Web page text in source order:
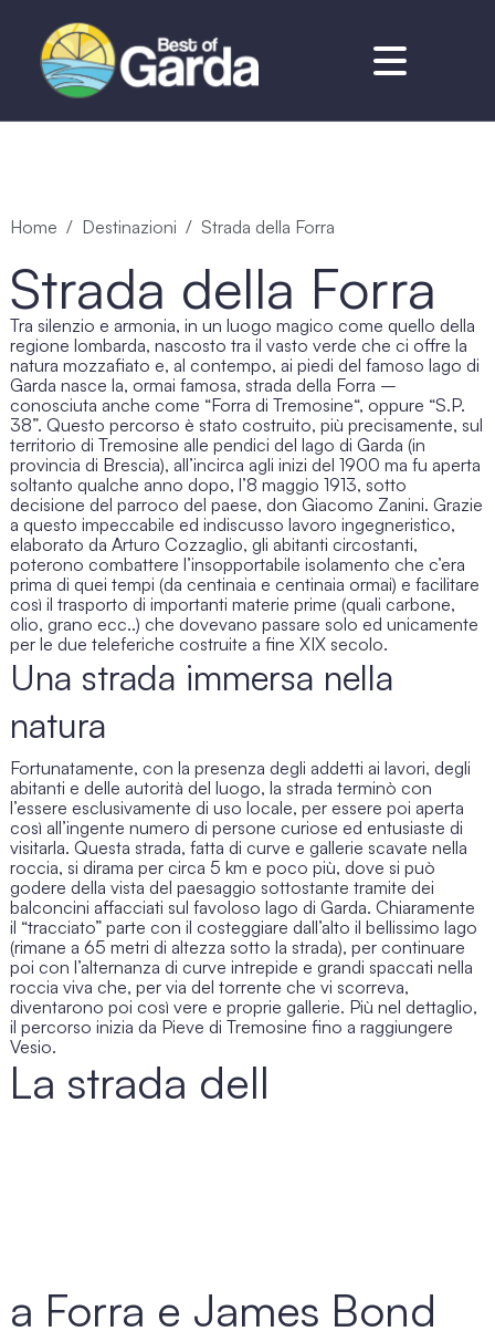
Home Destinazioni Strada della Forra
Strada della Forra
Tra silenzio e armonia, in un luogo magico come quello della
regione lombarda, nascosto tra il vasto verde che ci offre la
natura mozzafiato e, al contempo, ai piedi del famoso lago di
Garda nasce la, ormai famosa, strada della Forra –
conosciuta anche come “Forra di Tremosine“, oppure “S.P.
38”. Questo percorso è stato costruito, più precisamente, sul
territorio di Tremosine alle pendici del lago di Garda (in
provincia di Brescia), all’incirca agli inizi del 1900 ma fu aperta
soltanto qualche anno dopo, l’8 maggio 1913, sotto
decisione del parroco del paese, don Giacomo Zanini. Grazie
a questo impeccabile ed indiscusso lavoro ingegneristico,
elaborato da Arturo Cozzaglio, gli abitanti circostanti,
poterono combattere l’insopportabile isolamento che c’era
prima di quei tempi (da centinaia e centinaia ormai) e facilitare
così il trasporto di importanti materie prime (quali carbone,
olio, grano ecc..) che dovevano passare solo ed unicamente
per le due teleferiche costruite a fine XIX secolo.
Una strada immersa nella
natura
Fortunatamente, con la presenza degli addetti ai lavori, degli
abitanti e delle autorità del luogo, la strada terminò con
l’essere esclusivamente di uso locale, per essere poi aperta
così all’ingente numero di persone curiose ed entusiaste di
visitarla. Questa strada, fatta di curve e gallerie scavate nella
roccia, si dirama per circa 5 km e poco più, dove si può
godere della vista del paesaggio sottostante tramite dei
balconcini affacciati sul favoloso lago di Garda. Chiaramente
il “tracciato” parte con il costeggiare dall’alto il bellissimo lago
(rimane a 65 metri di altezza sotto la strada), per continuare
poi con l’alternanza di curve intrepide e grandi spaccati nella
roccia viva che, per via del torrente che vi scorreva,
diventarono poi così vere e proprie gallerie. Più nel dettaglio,
il percorso inizia da Pieve di Tremosine fino a raggiungere
Vesio.
La strada dell
a Forra e James Bond